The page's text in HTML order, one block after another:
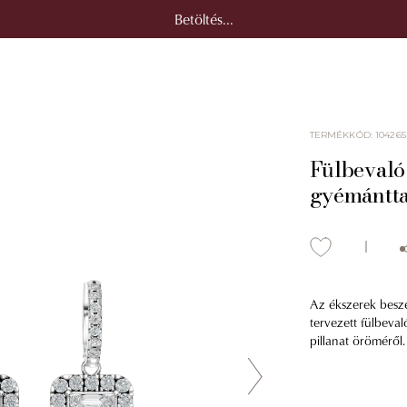
Betöltés...
TERMÉKKÓD:104265
Az ékszerek
tervezett
pillanat öröméről.